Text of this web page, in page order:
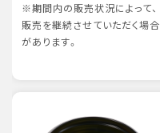
※期間内の販売状況によって、
販売を継続させていただく場合
があります。